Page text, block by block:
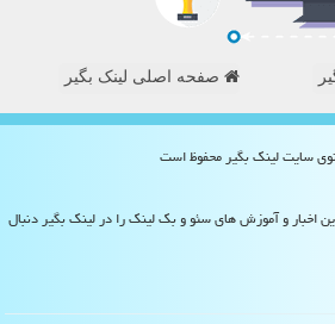
صفحه اصلی لینک بگیر
اخبار و آموزش های سئو و بک لینک را در لینک بگیر دنبال